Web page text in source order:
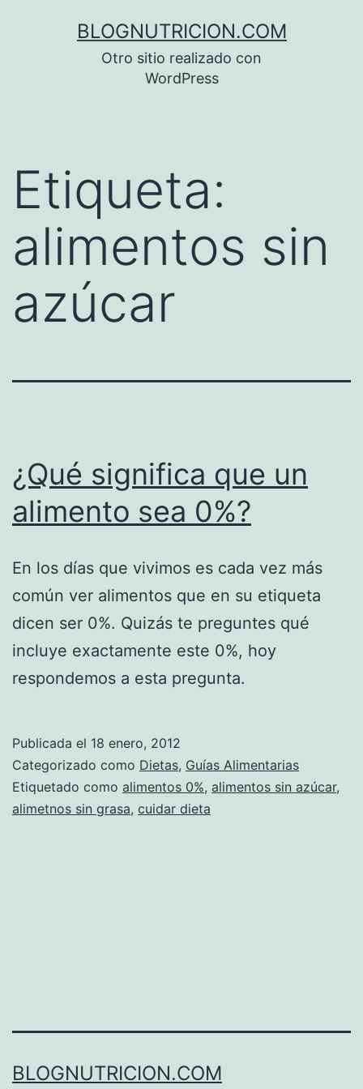
BLOGNUTRICION.COM
Otro sitio realizado con
WordPress
Etiqueta:
alimentos sin
azúcar
¿Qué significa que un
alimento sea 0%?
En los días que vivimos es cada vez más
común ver alimentos que en su etiqueta
dicen ser 0%. Quizás te preguntes qué
incluye exactamente este 0%, hoy
respondemos a esta pregunta.
Publicada el 18 enero, 2012
Categorizado como Dietas, Guías Alimentarias
Etiquetado como alimentos 0%, alimentos sin azúcar,
alimetnos sin grasa, cuidar dieta
BLOGNUTRICION.COM